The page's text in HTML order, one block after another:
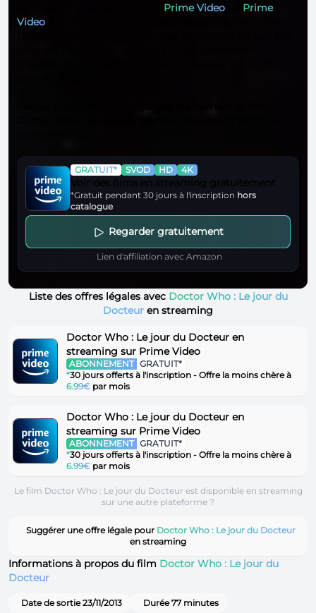
Prime Video
Prime
Video
GRATUIT* SVOD HD 4K
Voir des films en streaming gratuitement
*Gratuit pendant 30 jours à l'inscription hors
catalogue
Regarder gratuitement
Lien d'affiliation avec Amazon
Liste des offres légales avec Doctor Who : Le jour du
Docteur en streaming
Doctor Who : Le jour du Docteur en
streaming sur Prime Video
ABONNEMENT GRATUIT*
*30 jours offerts à l'inscription - Offre la moins chère à
6.99€ par mois
Doctor Who : Le jour du Docteur en
streaming sur Prime Video
ABONNEMENT GRATUIT*
*30 jours offerts à l'inscription - Offre la moins chère à
6.99€ par mois
Le film Doctor Who : Le jour du Docteur est disponible en streaming
sur une autre plateforme ?
Suggérer une offre légale pour Doctor Who : Le jour du Docteur
en streaming
Informations à propos du film Doctor Who : Le jour du
Docteur
Date de sortie 23/11/2013 Durée 77 minutes